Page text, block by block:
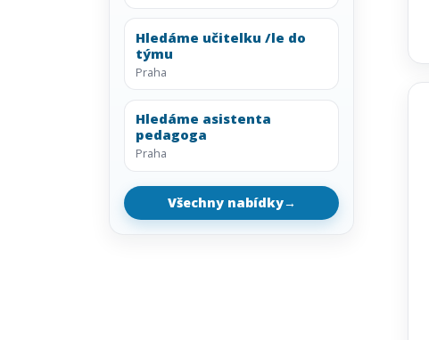
Hledáme učitelku /le do
týmu
Praha
Hledáme asistenta
pedagoga
Praha
Všechny nabídky→